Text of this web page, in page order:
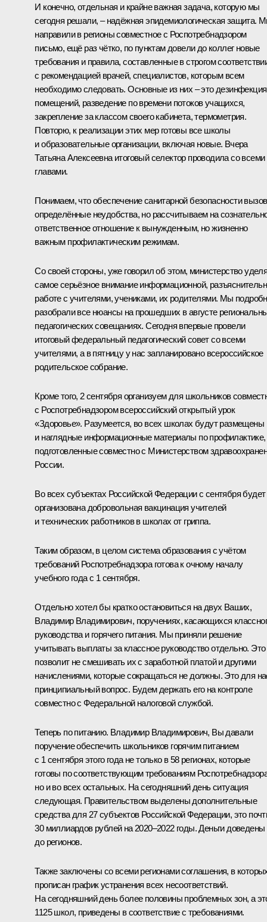
И конечно, отдельная и крайне важная задача, которую мы
сегодня решали, – надёжная эпидемиологическая защита.
направили в регионы совместное с Роспотребнадзором
письмо, ещё раз чётко, по пунктам довели до коллег новые
требования и правила, составленные в строгом
с рекомендацией врачей, специалистов, которым всем
необходимо следовать. Основные из них – это дезинфекция
помещений, разведение по времени потоков учащихся,
закрепление за классом своего кабинета, термометрия.
Повторю, к реализации этих мер готовы все школы
и образовательные организации, включая новые. Вчера
Татьяна Алексеевна итоговый селектор проводила со всеми
главами.
Понимаем, что обеспечение санитарной безопасности
определённые неудобства, но рассчитываем на
ответственное отношение к вынужденным, но жизненно
важным профилактическим режимам.
Со своей стороны, уже говорил об этом, министерство
самое серьёзное внимание информационной,
работе с учителями, учениками, их родителями. Мы
разобрали все нюансы на прошедших в августе
педагогических совещаниях. Сегодня впервые провели
итоговый федеральный педагогический совет со всеми
учителями, а в пятницу у нас запланировано всероссийское
родительское собрание.
Кроме того, 2 сентября организуем для школьников
с Роспотребнадзором всероссийский открытый урок
«Здоровье». Разумеется, во всех школах будут размещены
и наглядные информационные материалы по профилактике,
подготовленные совместно с Министерством
России.
Во всех субъектах Российской Федерации с сентября будет
организована добровольная вакцинация учителей
и технических работников в школах от гриппа.
Таким образом, в целом система образования с учётом
требований Роспотребнадзора готова к очному началу
учебного года с 1 сентября.
Отдельно хотел бы кратко остановиться на двух Ваших,
Владимир Владимирович, поручениях, касающихся
руководства и горячего питания. Мы приняли решение
учитывать выплаты за классное руководство отдельно. Это
позволит не смешивать их с заработной платой и другими
начислениями, которые сокращаться не должны. Это для
принципиальный вопрос. Будем держать его на контроле
совместно с Федеральной налоговой службой.
Теперь по питанию. Владимир Владимирович, Вы давали
поручение обеспечить школьников горячим питанием
с 1 сентября этого года не только в 58 регионах, которые
готовы по соответствующим требованиям
но и во всех остальных. На сегодняшний день ситуация
следующая. Правительством выделены дополнительные
средства для 27 субъектов Российской Федерации, это
30 миллиардов рублей на 2020–2022 годы. Деньги доведены
до регионов.
Также заключены со всеми регионами соглашения, в
прописан график устранения всех несоответствий.
На сегодняшний день более половины проблемных зон, а
1125 школ, приведены в соответствие с требованиями.